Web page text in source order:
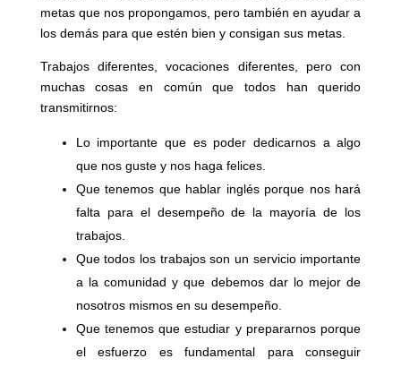
metas que nos propongamos, pero también en ayudar a
los demás para que estén bien y consigan sus metas.
Trabajos diferentes, vocaciones diferentes, pero con
muchas cosas en común que todos han querido
transmitirnos:
Lo importante que es poder dedicarnos a algo
que nos guste y nos haga felices.
Que tenemos que hablar inglés porque nos hará
falta para el desempeño de la mayoría de los
trabajos.
Que todos los trabajos son un servicio importante
a la comunidad y que debemos dar lo mejor de
nosotros mismos en su desempeño.
Que tenemos que estudiar y prepararnos porque
el esfuerzo es fundamental para conseguir